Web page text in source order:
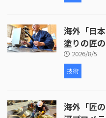
海外「日
塗りの匠
2026/8/5
技術
海外「匠